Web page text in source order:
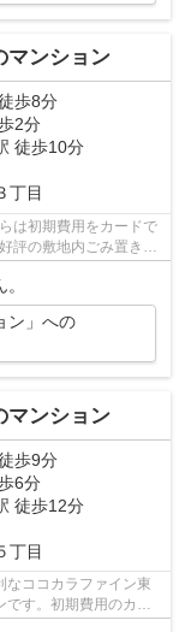
マンション
歩8分
2分
徒歩10分
丁目
は初期費用をカードで
評の敷地内ごみ置き場
ン」への
マンション
歩9分
6分
徒歩12分
丁目
なココカラファイン東
です。初期費用のカー